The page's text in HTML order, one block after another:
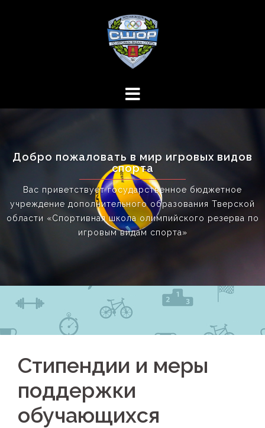
Добро пожаловать в мир игровых видов
спорта
Вас приветствует государственное бюджетное
учреждение дополнительного образования Тверской
области «Спортивная школа олимпийского резерва по
игровым видам спорта»
Стипендии и меры
поддержки
обучающихся